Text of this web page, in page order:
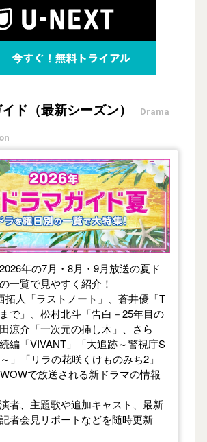
ド（最新シーズン） Drama
TVドラマガイド
年の7月・8月・9月放送の夏ド
一覧で見やすく紹介！
拓人「ラストノート」、蒼井優「T
で」、松村北斗「告白－25年目の
涼介「一次元の挿し木」、さら
編「VIVANT」「大追跡～警視庁S
」「リラの花咲くけものみち2」
で放送される新ドラマの情報
者、主題歌や追加キャスト、最新
者会見リポートなどを随時更新